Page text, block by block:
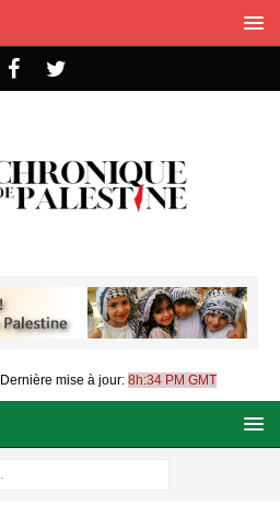
Dernière mise à jour: 8h:34 PM GMT